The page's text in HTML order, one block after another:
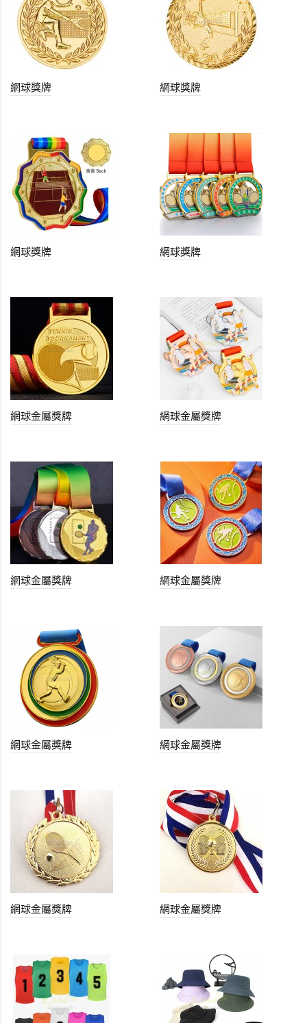
網球獎牌 網球獎牌
網球獎牌 網球獎牌
網球金屬獎牌 網球金屬獎牌
網球金屬獎牌 網球金屬獎牌
網球金屬獎牌 網球金屬獎牌
網球金屬獎牌 網球金屬獎牌